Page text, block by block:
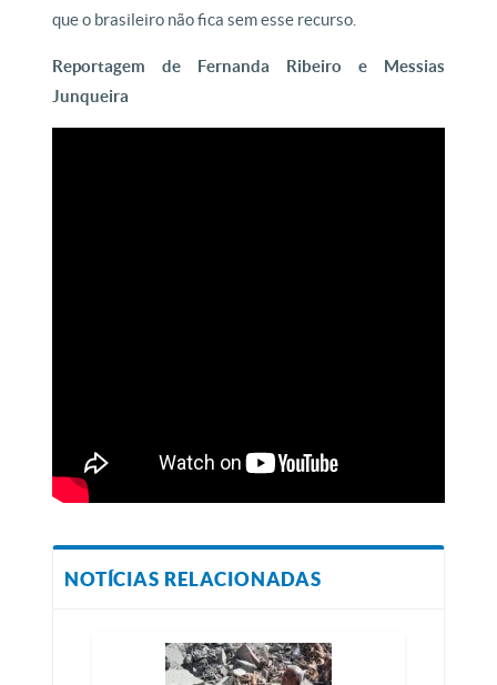
que o brasileiro não fica sem esse recurso.
Reportagem de Fernanda Ribeiro e Messias
Junqueira
NOTÍCIAS RELACIONADAS